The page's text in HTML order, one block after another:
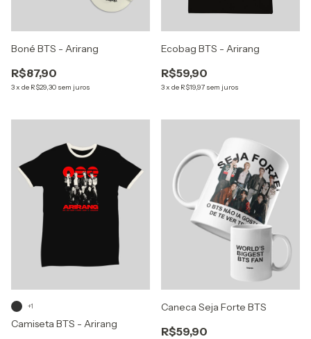
Boné BTS - Arirang
R$87,90
3x de R$29,30 sem juros
Ecobag BTS - Arirang
R$59,90
3x de R$19,97 sem juros
Camiseta BTS - Arirang
+1 Caneca Seja Forte BTS
R$59,90